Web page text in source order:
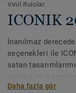
Vinil Rulolar
ICONIK
İnanılmaz
seçenekleri ile
satan
ses azaltımı ile bu
Daha fazla gör